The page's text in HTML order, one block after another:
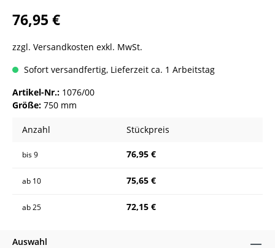
76,95 €
zzgl. Versandkosten exkl. MwSt.
Sofort versandfertig, Lieferzeit ca. 1 Arbeitstag
Artikel-Nr.: 1076/00
Größe: 750 mm
Anzahl Stückpreis
bis9 76,95 €
ab 10 75,65 €
ab25 72,15 €
Auswahl